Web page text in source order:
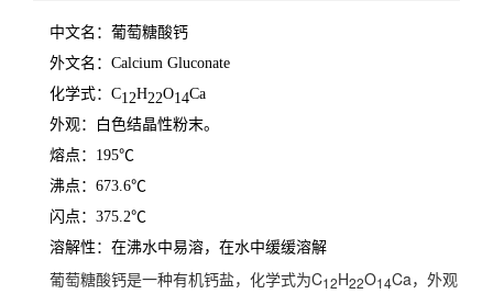
中文名：葡萄糖酸钙
外文名：Calcium Gluconate
化学式：C12H22O14Ca
外观：白色结晶性粉末。
熔点：195℃
沸点：673.6℃
闪点：375.2℃
溶解性：在沸水中易溶，在水中缓缓溶解
葡萄糖酸钙是一种有机钙盐，化学式为C12H22O14Ca，外观